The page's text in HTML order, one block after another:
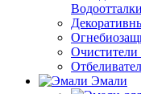
Очистители
Эмали